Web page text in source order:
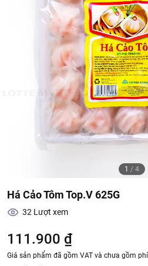
1 / 4
Há Cảo Tôm Top.V 625G
32 Lượt xem
111.900 ₫
Giá sản phẩm đã gồm VAT và chưa gồm